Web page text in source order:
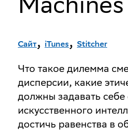
Сайт, iTunes, Stitcher
Что такое дилемма
дисперсии, какие
должны задавать себе
искусственного
достичь равенства в